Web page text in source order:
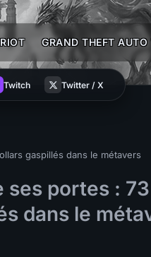
GRAND THEFT AUTO
Twitch Twitter / X
gaspillés dans le métavers
ses portes : 73
dans le